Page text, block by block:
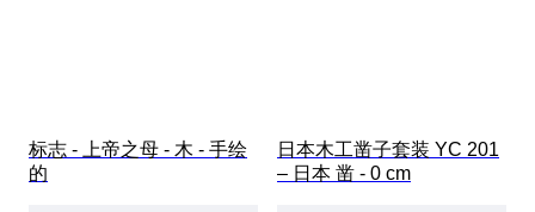
标志 - 上帝之母 - 木 - 手绘
的
日本木工凿子套装 YC 201
– 日本 凿 - 0 cm